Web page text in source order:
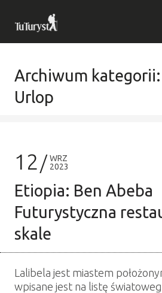
Archiwum kategorii:
Urlop
12
WRZ
2023
Etiopia: Ben Abeba
Futurystyczna
skale
Lalibela jest miastem
wpisane jest na listę